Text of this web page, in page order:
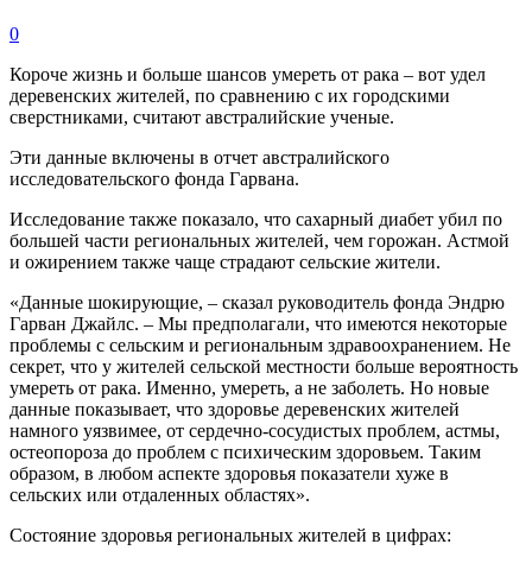
0
Короче жизнь и больше шансов умереть от рака – вот удел
деревенских жителей, по сравнению с их городскими
сверстниками, считают австралийские ученые.
Эти данные включены в отчет австралийского
исследовательского фонда Гарвана.
Исследование также показало, что сахарный диабет убил по
большей части региональных жителей, чем горожан. Астмой
и ожирением также чаще страдают сельские жители.
«Данные шокирующие, – сказал руководитель фонда Эндрю
Гарван Джайлс. – Мы предполагали, что имеются некоторые
проблемы с сельским и региональным здравоохранением. Не
секрет, что у жителей сельской местности больше вероятность
умереть от рака. Именно, умереть, а не заболеть. Но новые
данные показывает, что здоровье деревенских жителей
намного уязвимее, от сердечно-сосудистых проблем, астмы,
остеопороза до проблем с психическим здоровьем. Таким
образом, в любом аспекте здоровья показатели хуже в
сельских или отдаленных областях».
Состояние здоровья региональных жителей в цифрах: